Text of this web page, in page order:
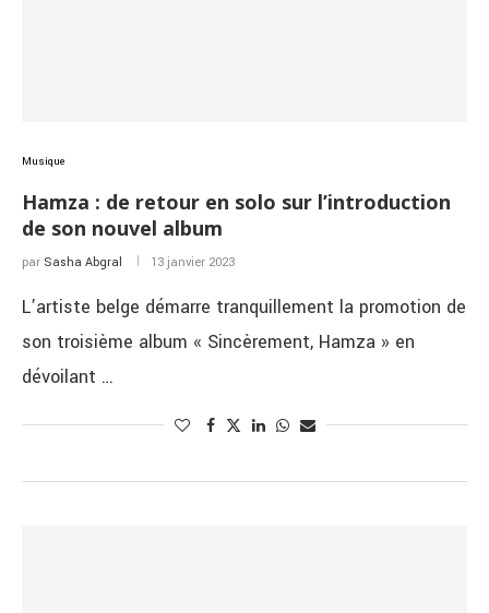
Musique
Hamza : de retour en solo sur l’introduction
de son nouvel album
par Sasha Abgral 13 janvier 2023
L’artiste belge démarre tranquillement la promotion de
son troisième album « Sincèrement, Hamza » en
dévoilant …